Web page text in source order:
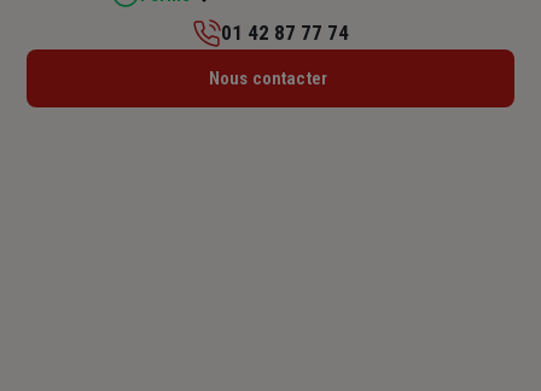
Lundi : 09h30 – 12h30 / 14h – 17h30
01 42 87 77 74
Nous contacter